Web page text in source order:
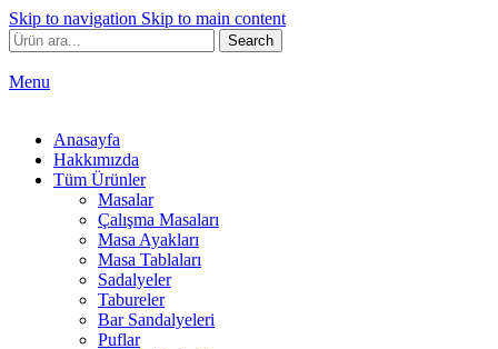
Skip to navigation Skip to main content
Search
Menu
Anasayfa
Hakkımızda
Tüm Ürünler
Masalar
Çalışma Masaları
Masa Ayakları
Masa Tablaları
Sadalyeler
Tabureler
Bar Sandalyeleri
Puflar